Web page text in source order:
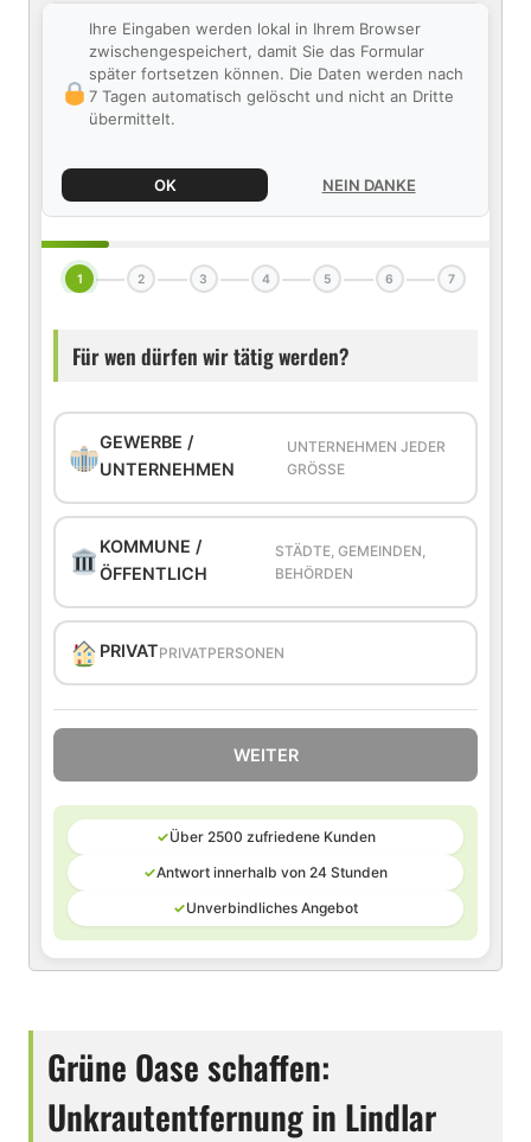
Ihre Eingaben werden lokal in Ihrem Browser
zwischengespeichert, damit Sie das Formular
später fortsetzen können. Die Daten werden nach
7 Tagen automatisch gelöscht und nicht an Dritte
übermittelt.
OK NEIN DANKE
1 2 3 4 5 6 7
Für wen dürfen wir tätig werden?
GEWERBE /
UNTERNEHMEN
UNTERNEHMEN JEDER
GRÖSSE
KOMMUNE /
ÖFFENTLICH
STÄDTE, GEMEINDEN,
BEHÖRDEN
PRIVATPRIVATPERSONEN
WEITER
✓Über 2500 zufriedene Kunden
✓Antwort innerhalb von 24 Stunden
✓Unverbindliches Angebot
Grüne Oase schaffen:
Unkrautentfernung in Lindlar